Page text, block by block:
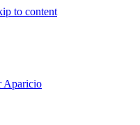
to content